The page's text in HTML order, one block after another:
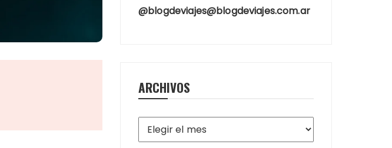
@blogdeviajes@blogdeviajes.com.ar
ARCHIVOS
Archivos